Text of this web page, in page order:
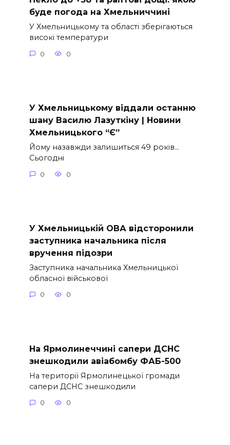
буде погода на Хмельниччині
У Хмельницькому та області зберігаються
високі температури
0 0
У Хмельницькому віддали останню
шану Василю Лазуткіну | Новини
Хмельницького “Є”
Йому назавжди залишиться 49 років…
Сьогодні
0 0
У Хмельницькій ОВА відсторонили
заступника начальника після
вручення підозри
Заступника начальника Хмельницької
обласної військової
0 0
На Ярмолинеччині сапери ДСНС
знешкодили авіабомбу ФАБ-500
На території Ярмолинецької громади
сапери ДСНС знешкодили
0 0